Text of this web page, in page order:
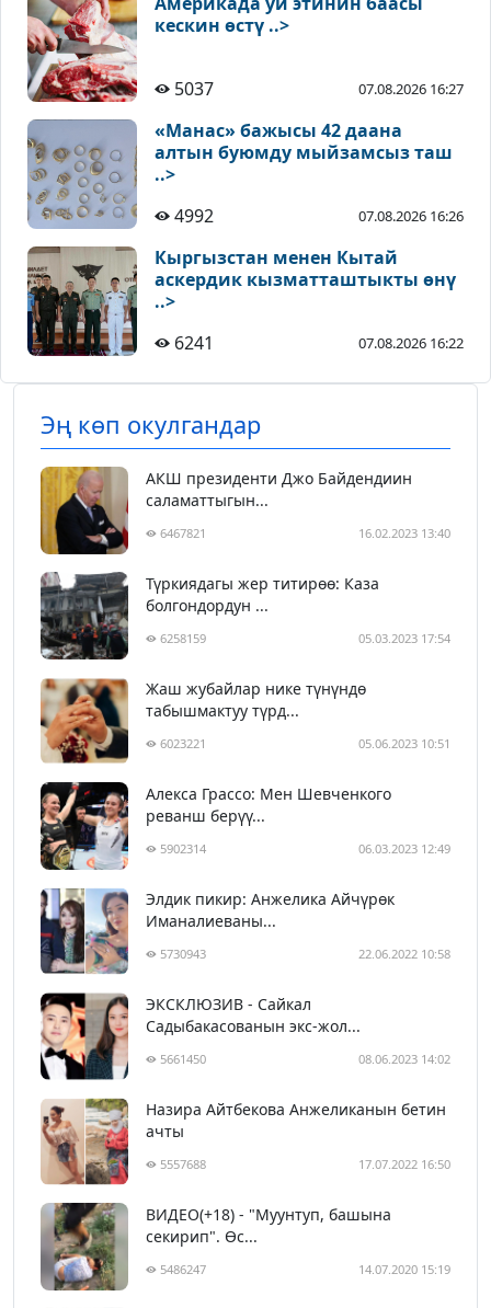
кескин өстү ..>
5037 07.08.2026 16:27
«Манас» бажысы 42 даана
алтын буюмду мыйзамсыз таш
..>
4992
07.08.2026 16:26
Кыргызстан менен Кытай
аскердик кызматташтыкты өнү
..>
6241
07.08.2026 16:22
Эң көп окулгандар
АКШ президенти Джо Байдендиин
саламаттыгын...
6467821 16.02.2023 13:40
Түркиядагы жер титирөө: Каза
болгондордун ...
6258159 05.03.2023 17:54
Жаш жубайлар нике түнүндө
табышмактуу түрд...
6023221 05.06.2023 10:51
Алекса Грассо: Мен Шевченкого
реванш берүү...
5902314 06.03.2023 12:49
Элдик пикир: Анжелика Айчүрөк
Иманалиеваны...
5730943 22.06.2022 10:58
ЭКСКЛЮЗИВ - Сайкал
Садыбакасованын экс-жол...
5661450 08.06.2023 14:02
Назира Айтбекова Анжеликанын бетин
ачты
5557688 17.07.2022 16:50
ВИДЕО(+18) - "Муунтуп, башына
секирип". Өс...
5486247 14.07.2020 15:19